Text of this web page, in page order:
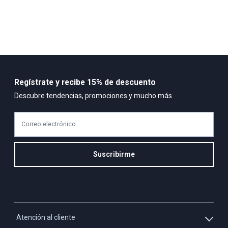
LAVAR EN MAQUINA, NO USAR BLANQUEADORES, PLANCHAR EN
Composición:
70% ALGODON PEINADO
Atención al cliente
Regístrate y recibe 15% de descuento
Descubre tendencias, promociones y mucho más
Correo electrónico
Suscribirme